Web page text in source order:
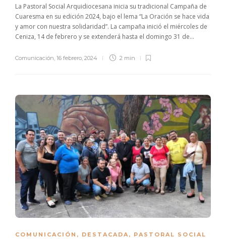
La Pastoral Social Arquidiocesana inicia su tradicional Campaña de
Cuaresma en su edición 2024, bajo el lema “La Oración se hace vida
y amor con nuestra solidaridad”. La campaña inició el miércoles de
Ceniza, 14 de febrero y se extenderá hasta el domingo 31 de...
Comunicación, 16 febrero, 2024 2 min
COMUNICACIÓN , DESTACADA, PASTORAL SOCIAL